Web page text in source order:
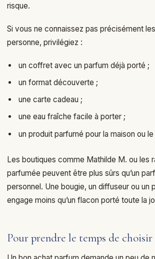
risque.
Si vous ne connaissez pas précisément
personne, privilégiez :
un coffret avec un parfum déjà porté ;
un format découverte ;
une carte cadeau ;
une eau fraîche facile à porter ;
un produit parfumé pour la maison ou le
Les boutiques comme Mathilde M. ou les
parfumée peuvent être plus sûrs qu’un
personnel. Une bougie, un diffuseur ou un
engage moins qu’un flacon porté toute la
Pour prendre le temps de choisir